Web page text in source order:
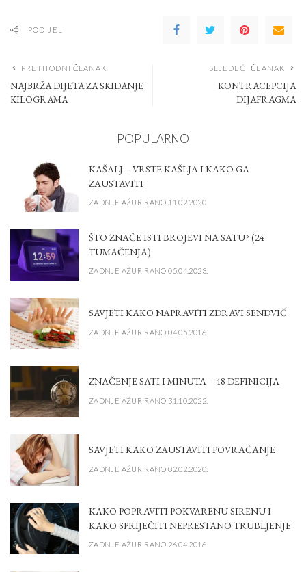
PODIJELI
PRETHODNI ČLANAK
NAJBRŽA DIJETA ZA SKIDANJE
KILOGRAMA
SLJEDEĆI ČLANAK
KONTRACEPCIJA
DIJAFRAGMA
POPULARNO
KAŠALJ – VRSTE KAŠLJA I KAKO GA
ZAUSTAVITI
ZADNJE AŽURIRANO 11.02.2020.
ŠTO ZNAČE ISTI BROJEVI NA SATU? (24
TUMAČENJA)
ZADNJE AŽURIRANO 05.04.2023.
SAVJETI KAKO NAPRAVITI ZDRAVI SENDVIČ
ZADNJE AŽURIRANO 04.05.2016.
ZNAČENJE SATI I MINUTA – 48 DEFINICIJA
ZADNJE AŽURIRANO 31.10.2022.
SAVJETI KAKO ZAUSTAVITI POVRAĆANJE
ZADNJE AŽURIRANO 02.02.2020.
KAKO POPRAVITI POKVARENU SIRENU I
KAKO SPRIJEČITI NEPRESTANO TRUBLJENJE
ZADNJE AŽURIRANO 26.04.2016.